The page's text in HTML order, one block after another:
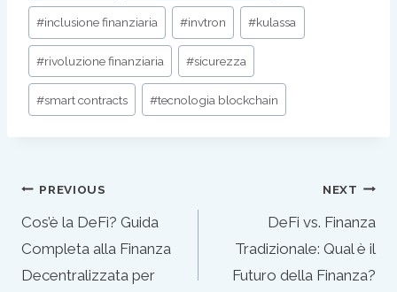
#inclusione finanziaria #invtron #kulassa
#rivoluzione finanziaria #sicurezza
#smart contracts #tecnologia blockchain
Post
navigation
PREVIOUS
Cos’è la DeFi? Guida
Completa alla Finanza
Decentralizzata per
NEXT
DeFi vs. Finanza
Tradizionale: Qual è il
Futuro della Finanza?